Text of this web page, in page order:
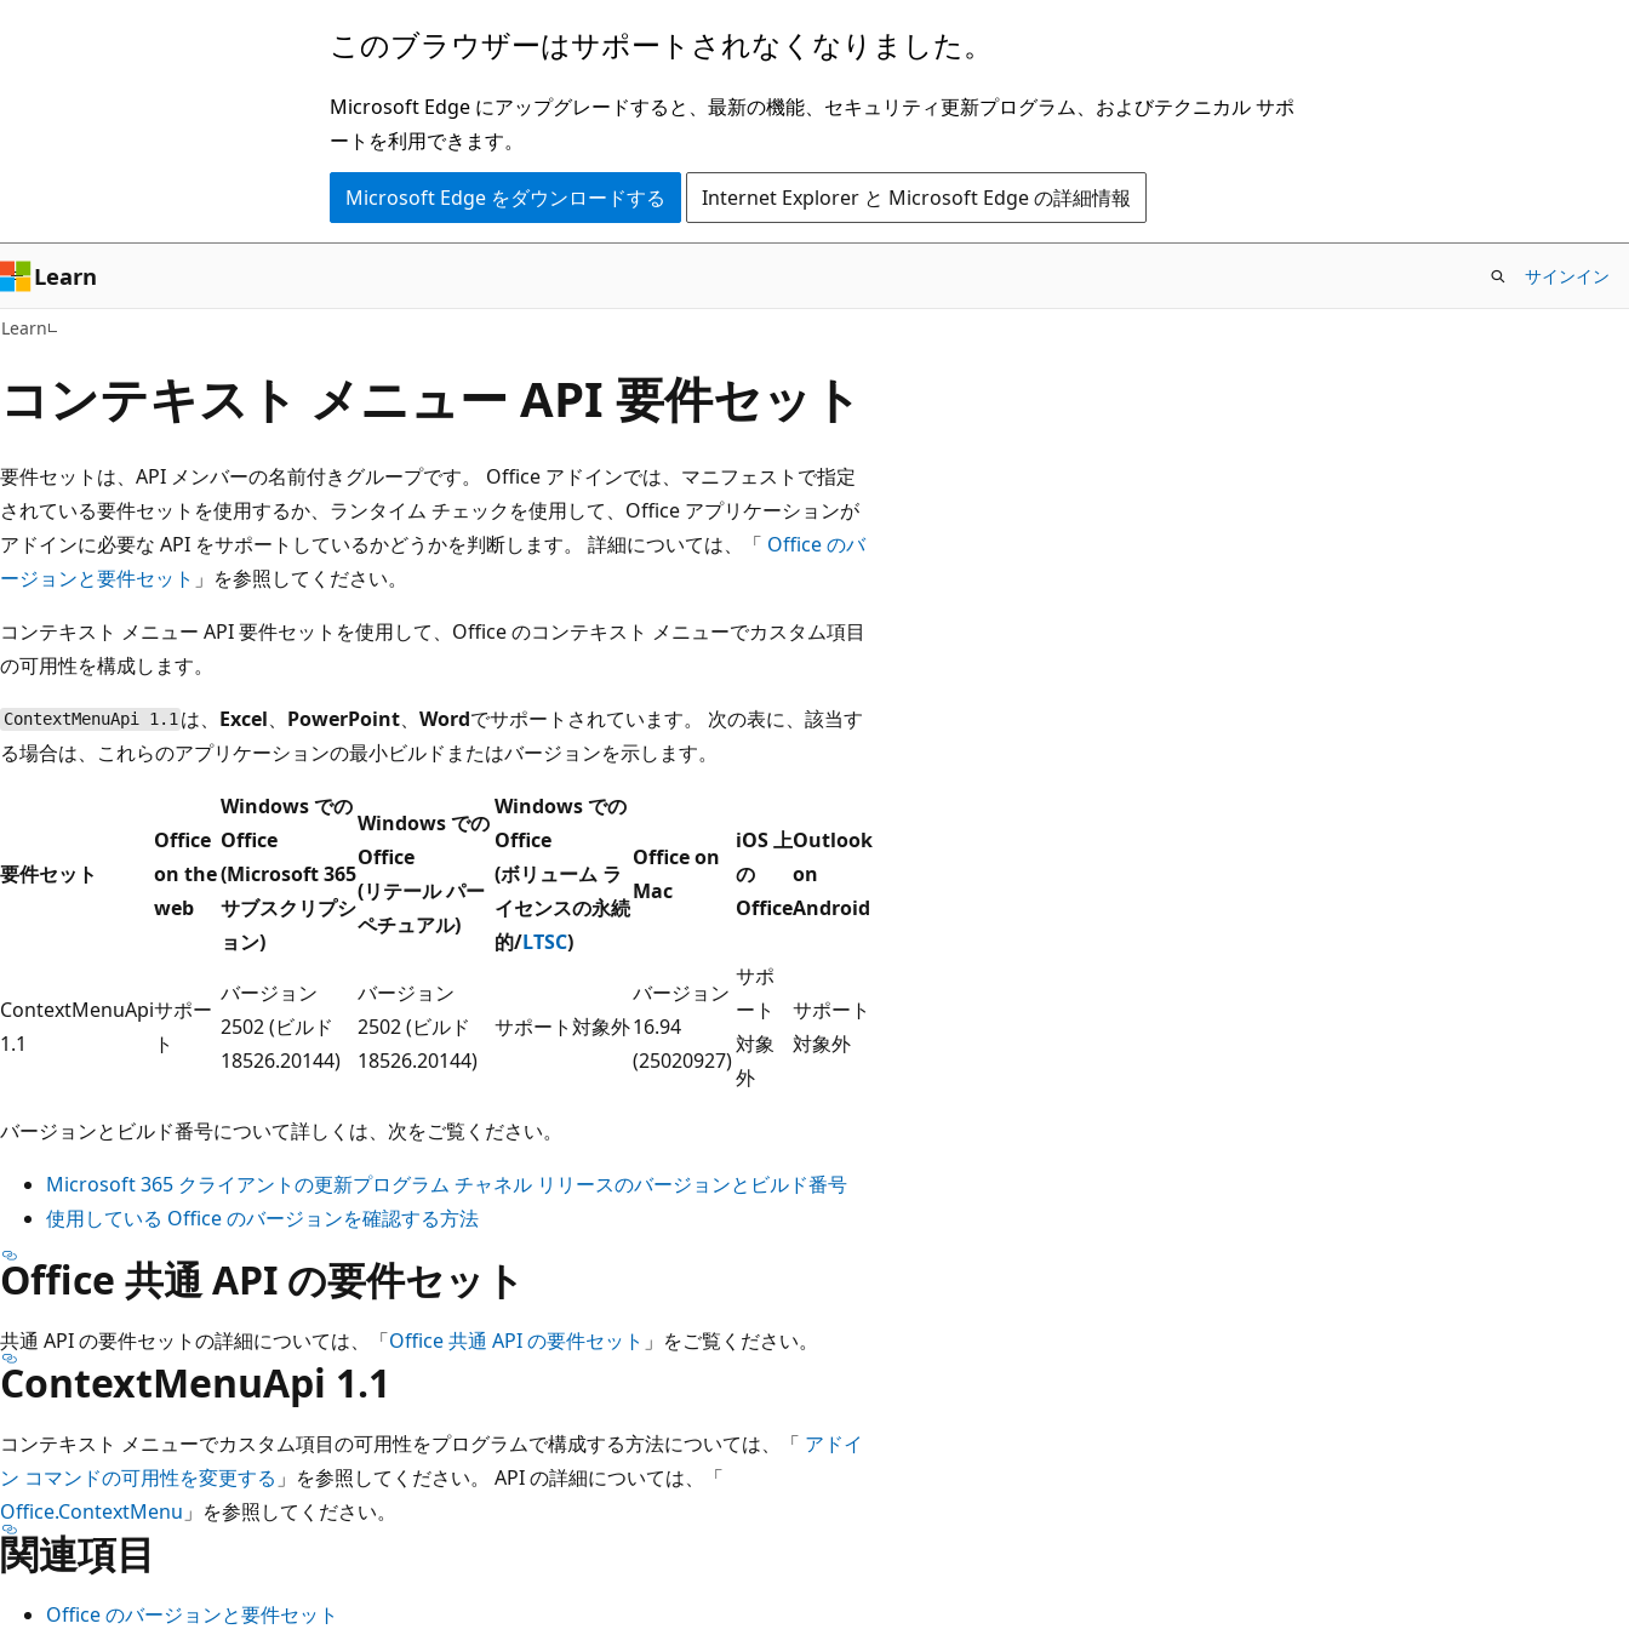
ン
ツ
に
ス
ッ
このブラウザーはサポートされなくなりました。
Microsoft Edge にアップグレードすると、最新の機能、セキュリティ更新プログラム、およびテクニカル サポ
ートを利用できます。
Microsoft Edge をダウンロードする Internet Explorer と Microsoft Edge の詳細情報
Learn サインイン
Learn
コンテキスト メニュー API 要件セット
要件セットは、API メンバーの名前付きグループです。 Office アドインでは、マニフェストで指定
されている要件セットを使用するか、ランタイム チェックを使用して、Office アプリケーションが
アドインに必要な API をサポートしているかどうかを判断します。 詳細については、「 Office のバ
ージョンと要件セット 」を参照してください。
コンテキスト メニュー API 要件セットを使用して、Office のコンテキスト メニューでカスタム項目
の可用性を構成します。
ContextMenuApi 1.1 は、 Excel、 PowerPoint、Wordでサポートされています。 次の表に、該当す
る場合は、これらのアプリケーションの最小ビルドまたはバージョンを示します。
要件セット
Office
on the
web
Windows での
Office
(Microsoft 365
サブスクリプシ
ョン)
Windows での
Office
(リテール パー
ペチュアル)
Windows での
Office
(ボリューム ラ
イセンスの永続
的/LTSC)
Office on
Mac
iOS 上
の
Office
Outlook
on
Android
ContextMenuApi
1.1
サポー
ト
バージョン
2502 (ビルド
18526.20144)
バージョン
2502 (ビルド
18526.20144)
サポート対象外
バージョン
16.94
(25020927)
サポ
ート
対象
外
サポート
対象外
バージョンとビルド番号について詳しくは、次をご覧ください。
Microsoft 365 クライアントの更新プログラム チャネル リリースのバージョンとビルド番号
使用している Office のバージョンを確認する方法
Office 共通 API の要件セット
共通 API の要件セットの詳細については、「Office 共通 API の要件セット 」をご覧ください。
ContextMenuApi 1.1
コンテキスト メニューでカスタム項目の可用性をプログラムで構成する方法については、「 アドイ
ン コマンドの可用性を変更する 」を参照してください。 API の詳細については、「
Office.ContextMenu 」を参照してください。
関連項目
Office のバージョンと要件セット